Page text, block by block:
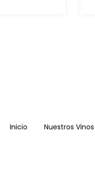
Inicio Nuestros Vinos